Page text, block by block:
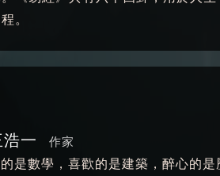
。
一 作家
是數學，喜歡的是建築，醉心的